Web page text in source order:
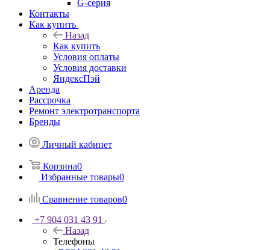
G-серия
Контакты
Как купить
Назад
Как купить
Условия оплаты
Условия доставки
ЯндексПэй
Аренда
Рассрочка
Ремонт электротранспорта
Бренды
Личный кабинет
Корзина0
Избранные товары0
Сравнение товаров0
+7 904 031 43 91
Назад
Телефоны